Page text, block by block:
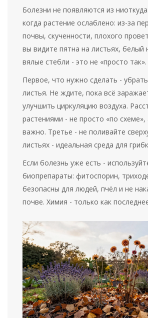
Болезни не появляются из
когда растение ослаблено: из-за
почвы, скученности, плохого
вы видите пятна на листьях, белый
вялые стебли - это не «просто так».
Первое, что нужно сделать -
листья. Не ждите, пока всё
улучшить циркуляцию воздуха.
растениями - не просто «по
важно. Третье - не поливайте
листьях - идеальная среда для
Если болезнь уже есть -
биопрепараты: фитоспорин,
безопасны для людей, пчёл и не
почве. Химия - только как